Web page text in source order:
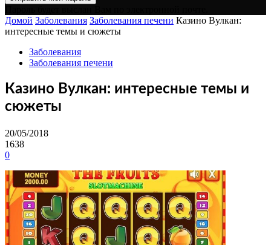
Домой Заболевания Заболевания печени Казино Вулкан:
интересные темы и сюжеты
Заболевания
Заболевания печени
Казино Вулкан: интересные темы и
сюжеты
20/05/2018
1638
0